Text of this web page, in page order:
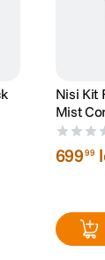
Nisi Kit
Mist
46mm
69999